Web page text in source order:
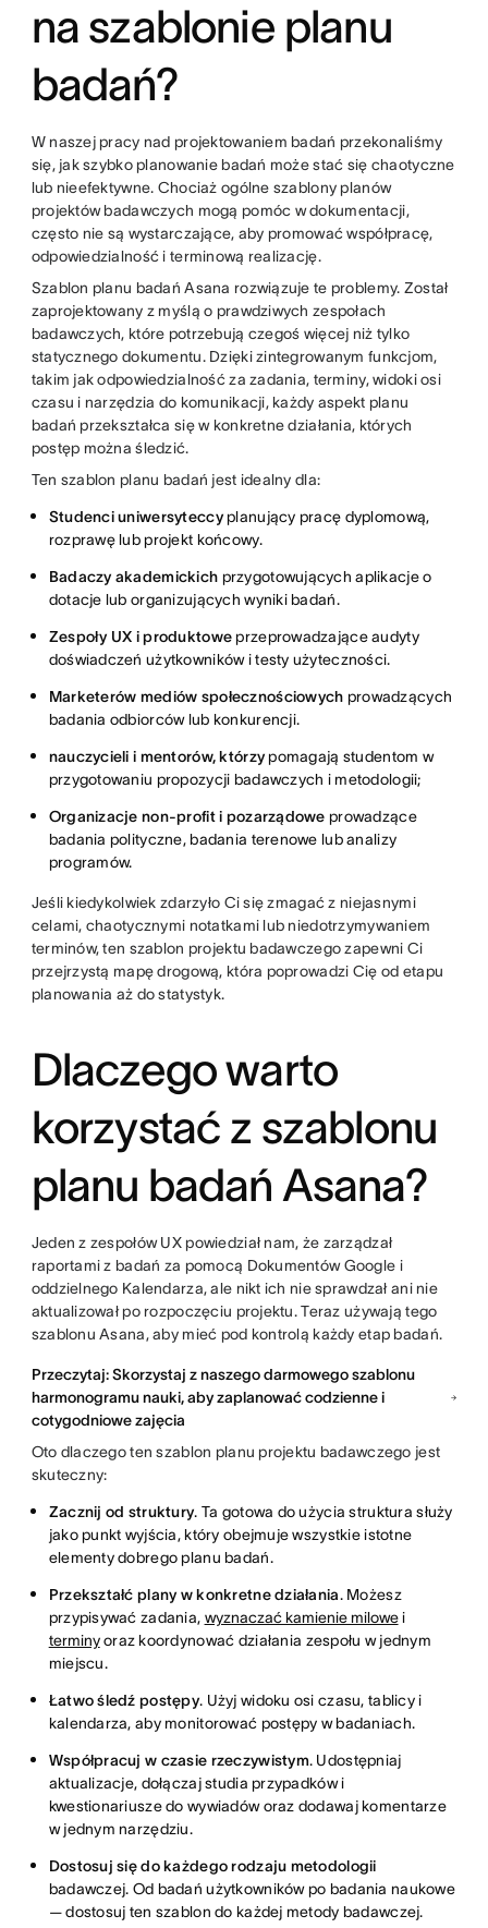
na szablonie planu
badań?
W naszej pracy nad projektowaniem badań przekonaliśmy
się, jak szybko planowanie badań może stać się chaotyczne
lub nieefektywne. Chociaż ogólne szablony planów
projektów badawczych mogą pomóc w dokumentacji,
często nie są wystarczające, aby promować współpracę,
odpowiedzialność i terminową realizację.
Szablon planu badań Asana rozwiązuje te problemy. Został
zaprojektowany z myślą o prawdziwych zespołach
badawczych, które potrzebują czegoś więcej niż tylko
statycznego dokumentu. Dzięki zintegrowanym funkcjom,
takim jak odpowiedzialność za zadania, terminy, widoki osi
czasu i narzędzia do komunikacji, każdy aspekt planu
badań przekształca się w konkretne działania, których
postęp można śledzić.
Ten szablon planu badań jest idealny dla:
Studenci uniwersyteccyplanujący pracę dyplomową,
rozprawę lub projekt końcowy.
Badaczy akademickich przygotowujących aplikacje o
dotacje lub organizujących wyniki badań.
Zespoły UX i produktoweprzeprowadzające audyty
doświadczeń użytkowników i testy użyteczności.
Marketerów mediów społecznościowych prowadzących
badania odbiorców lub konkurencji.
nauczycieli i mentorów, którzypomagają studentom w
przygotowaniu propozycji badawczych i metodologii;
Organizacje non-profit i pozarządowe prowadzące
badania polityczne, badania terenowe lub analizy
programów.
Jeśli kiedykolwiek zdarzyło Ci się zmagać z niejasnymi
celami, chaotycznymi notatkami lub niedotrzymywaniem
terminów, ten szablon projektu badawczego zapewni Ci
przejrzystą mapę drogową, która poprowadzi Cię od etapu
planowania aż do statystyk.
Dlaczego warto
korzystać z szablonu
planu badań Asana?
Jeden z zespołów UX powiedział nam, że zarządzał
raportami z badań za pomocą Dokumentów Google i
oddzielnego Kalendarza, ale nikt ich nie sprawdzał ani nie
aktualizował po rozpoczęciu projektu. Teraz używają tego
szablonu Asana, aby mieć pod kontrolą każdy etap badań.
Przeczytaj: Skorzystaj z naszego darmowego szablonu
harmonogramu nauki, aby zaplanować codzienne i
cotygodniowe zajęcia
Oto dlaczego ten szablon planu projektu badawczego jest
skuteczny:
Zacznij od struktury. Ta gotowa do użycia struktura służy
jako punkt wyjścia, który obejmuje wszystkie istotne
elementy dobrego planu badań.
Przekształć plany w konkretne działania. Możesz
przypisywać zadania, wyznaczać kamienie milowei
terminyoraz koordynować działania zespołu w jednym
miejscu.
Łatwo śledź postępy. Użyj widoku osi czasu, tablicy i
kalendarza, aby monitorować postępy w badaniach.
Współpracuj w czasie rzeczywistym. Udostępniaj
aktualizacje, dołączaj studia przypadków i
kwestionariusze do wywiadów oraz dodawaj komentarze
w jednym narzędziu.
Dostosuj się do każdego rodzaju metodologii
badawczej. Od badań użytkowników po badania naukowe
— dostosuj ten szablon do każdej metody badawczej.